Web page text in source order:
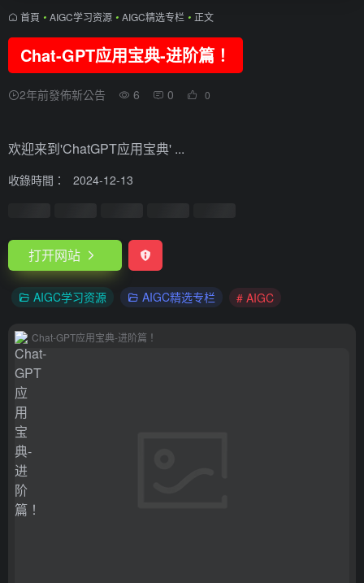
首頁 • AIGC学习资源 • AIGC精选专栏 • 正文
Chat-GPT应用宝典-进阶篇！
2年前發佈新公告 6 0 0
欢迎来到'ChatGPT应用宝典' ...
收錄時間： 2024-12-13
打开网站
AIGC学习资源 AIGC精选专栏 # AIGC
Chat-GPT应用宝典-进阶篇！